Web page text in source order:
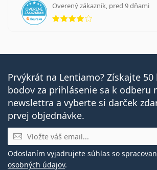
Overený zákazník, pred 9 dňami
hodnotenie 4 z 5
Prvýkrát na Lentiamo? Získajte 50
bodov za prihlásenie sa k odberu
newslettra a vyberte si darček
prvej objednávke.
E-mail
Odoslaním vyjadrujete súhlas so
osobných údajov.